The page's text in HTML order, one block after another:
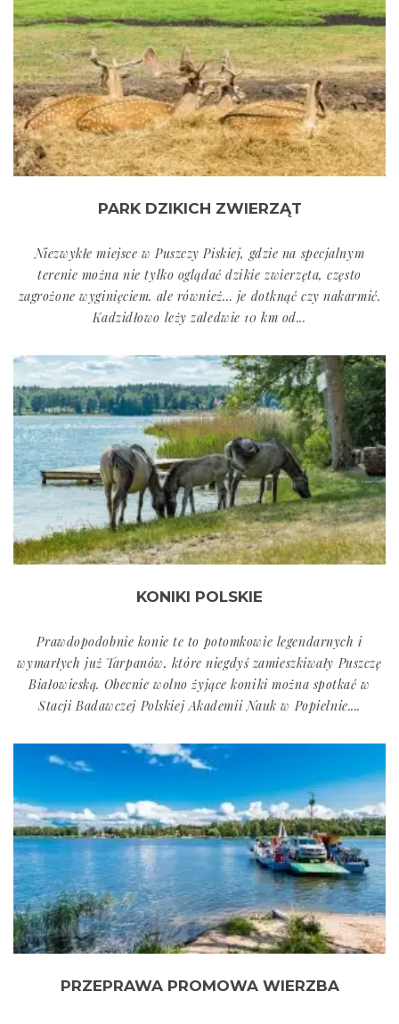
PARK DZIKICH ZWIERZĄT
Niezwykłe miejsce w Puszczy Piskiej, gdzie na specjalnym
terenie można nie tylko oglądać dzikie zwierzęta, często
zagrożone wyginięciem. ale również… je dotknąć czy nakarmić.
Kadzidłowo leży zaledwie 10 km od...
KONIKI POLSKIE
Prawdopodobnie konie te to potomkowie legendarnych i
wymarłych już Tarpanów, które niegdyś zamieszkiwały Puszczę
Białowieską. Obecnie wolno żyjące koniki można spotkać w
Stacji Badawczej Polskiej Akademii Nauk w Popielnie....
PRZEPRAWA PROMOWA WIERZBA